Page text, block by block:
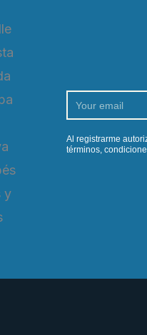
Email
Al registrarme
términos,